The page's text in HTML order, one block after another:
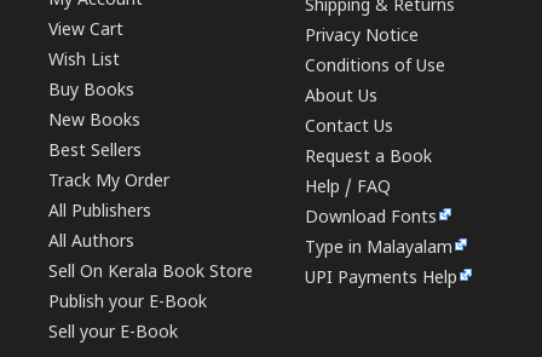
View Cart
Wish List
Buy Books
New Books
Best Sellers
Track My Order
All Publishers
All Authors
Sell On Kerala Book Store
Publish your E-Book
Sell your E-Book
Shipping & Returns
Privacy Notice
Conditions of Use
About Us
Contact Us
Request a Book
Help / FAQ
Download Fonts
Type in Malayalam
UPI Payments Help